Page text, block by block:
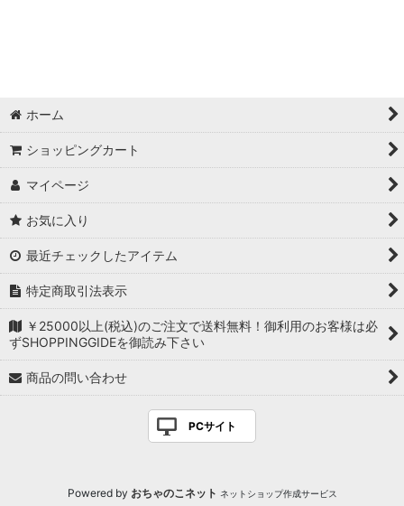
ホーム
ショッピングカート
マイページ
お気に入り
最近チェックしたアイテム
特定商取引法表示
￥25000以上(税込)のご注文で送料無料！御利用のお客様は必
ずSHOPPINGGIDEを御読み下さい
商品の問い合わせ
PCサイト
Powered by おちゃのこネット ネットショップ作成サービス